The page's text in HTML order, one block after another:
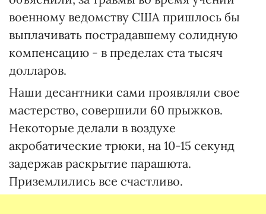
военному ведомству США пришлось бы
выплачивать пострадавшему солидную
компенсацию - в пределах ста тысяч
долларов.
Наши десантники сами проявляли свое
мастерство, совершили 60 прыжков.
Некоторые делали в воздухе
акробатические трюки, на 10-15 секунд
задержав раскрытие парашюта.
Приземлились все счастливо.